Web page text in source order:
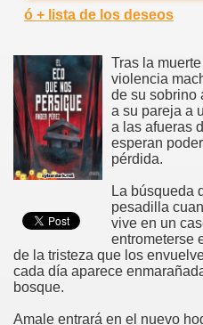
ó + lista de los deseos
Tras la
violencia
de su sobrino
a su pareja a
a las afueras
esperan
pérdida.
La búsqueda
pesadilla
vive en un
entrometerse
de la tristeza que los
cada día aparece
bosque.
Amale entrará en el nuevo